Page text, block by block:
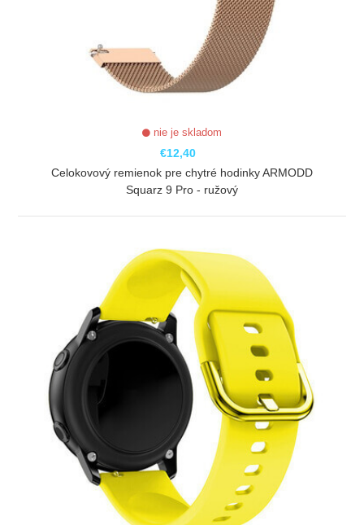
nie je skladom
€12,40
Celokovový remienok pre chytré hodinky ARMODD
Squarz 9 Pro - ružový